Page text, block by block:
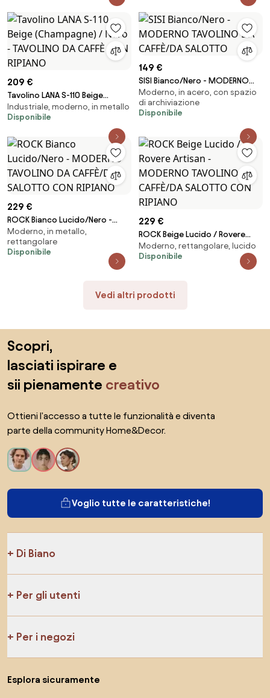
209 €
Tavolino LANA S-110 Beige
(Champagne) / Nero -
TAVOLINO DA CAFFÈ CON
Industriale, moderno, in metallo
Disponibile
149 €
SISI Bianco/Nero - MODERNO
TAVOLINO DA CAFFÈ/DA
SALOTTO
Moderno, in acero, con spazio
di archiviazione
Disponibile
229 €
ROCK Bianco Lucido/Nero -
MODERNO TAVOLINO DA
CAFFÈ/DA SALOTTO CON
RIPIANO
Moderno, in metallo,
rettangolare
Disponibile
229 €
ROCK Beige Lucido / Rovere
Artisan - MODERNO TAVOLINO
DA CAFFÈ/DA SALOTTO CON
Moderno, rettangolare, lucido
Disponibile
Vedi altri prodotti
Scopri,
lasciati ispirare e
sii pienamente creativo
Ottieni l'accesso a tutte le funzionalità e diventa
parte della community Home&Decor.
Voglio tutte le caratteristiche!
Di Biano
Per gli utenti
Per i negozi
Esplora sicuramente